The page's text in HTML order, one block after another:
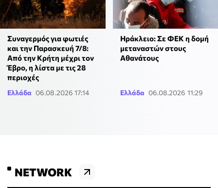
Συναγερμός για φωτιές
και την Παρασκευή 7/8:
Από την Κρήτη μέχρι τον
Έβρο, η λίστα με τις 28
περιοχές
Ελλάδα 06.08.2026 17:14
Ηράκλειο: Σε ΦΕΚ η δομή
μεταναστών στους
Αθανάτους
Ελλάδα 06.08.2026 11:29
NETWORK